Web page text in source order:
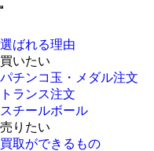
選ばれる理由
買いたい
パチンコ玉・メダル注文
トランス注文
スチールボール
売りたい
買取ができるもの